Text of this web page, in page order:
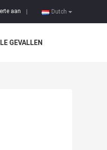
Dutch
aan
GEVALLEN